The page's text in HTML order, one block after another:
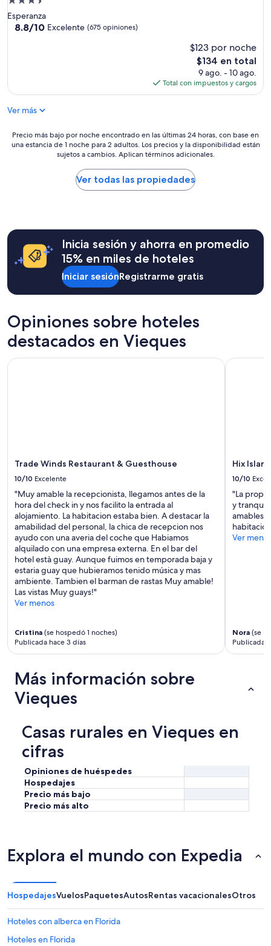
de
3.5
Esperanza
8.8
8.8/10 Excelente (675 opiniones)
$123 por noche
El
precio
actual
es
$134 en total
9 ago. - 10 ago.
Total con impuestos y cargos
Ver más
Precio
más
24
horas,
con
base
una
estancia
1
noche
para
adultos.
cambios.
Aplican
términos
adicionales.
Precio más bajo por noche encontrado en las últimas 24 horas, con base en
una estancia de 1 noche para 2 adultos. Los precios y la disponibilidad están
sujetos a cambios. Aplican términos adicionales.
Ver todas las propiedades
Inicia sesión y ahorra en promedio
15% en miles de hoteles
Iniciar sesiónRegistrarme gratis
Opiniones sobre hoteles
destacados en Vieques
Trade Winds Restaurant & Guesthouse
10/10 Excelente
"Muy amable la recepcionista, llegamos antes de la
hora del check in y nos facilito la entrada al
alojamiento. La habitacion estaba bien. A destacar la
amabilidad del personal, la chica de recepcion nos
ayudo con una averia del coche que Habiamos
alquilado con una empresa externa. En el bar del
hotel està guay. Aunque fuimos en temporada baja y
estaria guay que hubieramos tenido música y mas
ambiente. Tambien el barman de rastas Muy amable!
Las vistas Muy guays!"
Ver menos
Cristina (se hospedó 1 noches)
Publicada hace 3 días
Trade Winds Restaurant & Guesthouse
Hix
10/10
"La
y
amables
Ver
Nora (se
Publicada
Hix Island
Más información sobre
Vieques
Casas rurales en Vieques en
cifras
Opiniones de huéspedes
Hospedajes
Precio más bajo
Precio más alto
Explora el mundo con Expedia
HospedajesVuelosPaquetesAutosRentas vacacionalesOtros
Hoteles con alberca en Florida
Hoteles en Florida